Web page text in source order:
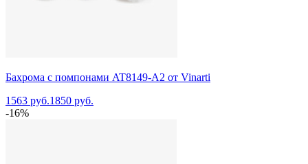
Бахрома с помпонами AT8149-A2 от Vinarti
1563 руб.1850 руб.
-16%